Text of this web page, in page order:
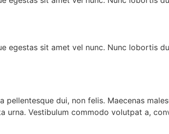
egestas sit amet vel nunc. Nunc lobortis
dui, non felis. Maecenas
Vestibulum commodo volutpat a,